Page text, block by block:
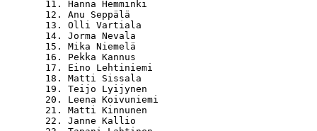
11. Hanna Hemminki
12. Anu Seppälä
13. Olli Vartiala
14. Jorma Nevala
15. Mika Niemelä
16. Pekka Kannus
17. Eino Lehtiniemi
18. Matti Sissala
19. Teijo Lyijynen
20. Leena Koivuniemi
21. Matti Kinnunen
22. Janne Kallio